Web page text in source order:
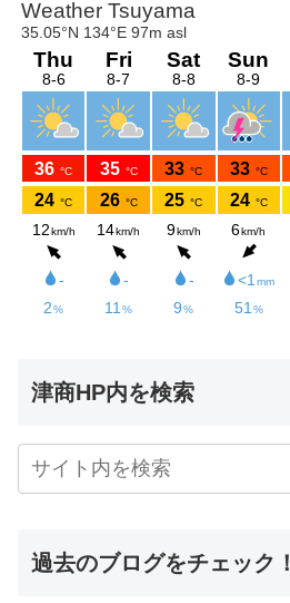
津商HP内を検索
過去のブログをチェック！